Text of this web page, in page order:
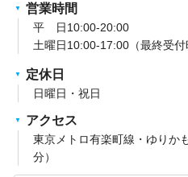
営業時間
平 日10:00-20:00
土曜日10:00-17:00（最終受付
定休日
日曜日・祝日
アクセス
東京メトロ有楽町線・ゆり
分）